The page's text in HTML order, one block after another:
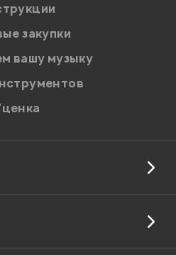
закупки
вашу музыку